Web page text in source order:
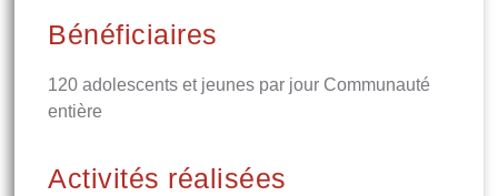
Bénéficiaires
120 adolescents et jeunes par jour Communauté
entière
Activités réalisées